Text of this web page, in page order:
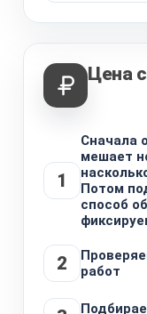
Цена
1
Сначала
мешает
Потом
способ
2
работ